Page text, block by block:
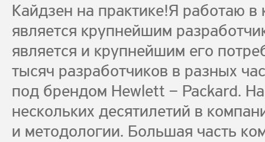
Кайдзен на практике!Я работаю в
является крупнейшим
является и крупнейшим его
тысяч разработчиков в разных
под брендом Hewlett – Packard.
нескольких десятилетий в
и методологии. Большая часть